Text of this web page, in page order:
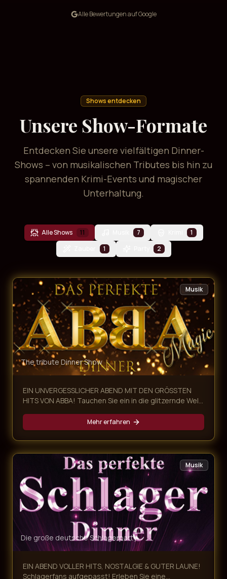
Alle Bewertungen auf Google
Shows entdecken
Unsere Show-Formate
Entdecken Sie unsere vielfältigen Dinner-
Shows – von musikalischen Tributes bis hin zu
spannenden Krimi-Events und magischer
Unterhaltung.
Alle Shows 11 7
1
1 2
Musik
The tribute Dinner Show
EIN UNVERGESSLICHER ABEND MIT DEN GRÖSSTEN
HITS VON ABBA! Tauchen Sie ein in die glitzernde Welt
Show voller Nostalgie, Glamour und unvergesslicher
Musik! Unsere ABBA Dinner Show kombiniert ein
exklusives mehrgängiges Menü mit einer
atemberaubenden Live-Performance der größten
ABBA-Hits – ein Abend, der alle Sinne begeistert.
Mehr erfahren
Musik
Die große deutsche Schlagerparty
EIN ABEND VOLLER HITS, NOSTALGIE & GUTER LAUNE!
Schlagerfans aufgepasst! Erleben Sie eine